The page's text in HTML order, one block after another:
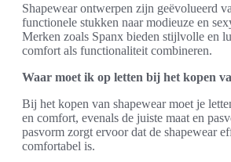
Shapewear ontwerpen zijn geëvolueerd
functionele stukken naar modieuze en
Merken zoals Spanx bieden stijlvolle en
comfort als functionaliteit combineren.
Waar moet ik op letten bij het kopen
Bij het kopen van shapewear moet je
en comfort, evenals de juiste maat en
pasvorm zorgt ervoor dat de shapewear
comfortabel is.